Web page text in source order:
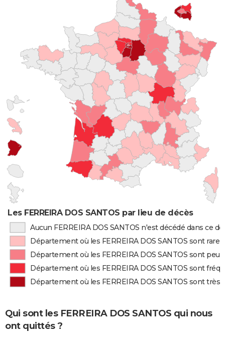
Les FERREIRA DOS SANTOS par lieu de décès
Aucun FERREIRA DOS SANTOS n'est décédé dans ce
Département où les FERREIRA DOS SANTOS sont
Département où les FERREIRA DOS SANTOS sont peu
Département où les FERREIRA DOS SANTOS sont
Département où les FERREIRA DOS SANTOS sont
Qui sont les FERREIRA DOS SANTOS qui nous
ont quittés ?